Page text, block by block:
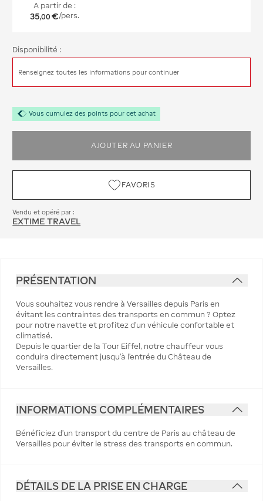
A partir de :
35,00 €/pers.
Disponibilité :
Renseignez toutes les informations pour continuer
Vous cumulez des points pour cet achat
AJOUTER AU PANIER
FAVORIS
Vendu et opéré par :
EXTIME TRAVEL
PRÉSENTATION
Vous souhaitez vous rendre à Versailles depuis Paris en
évitant les contraintes des transports en commun ? Optez
pour notre navette et profitez d’un véhicule confortable et
climatisé.
Depuis le quartier de la Tour Eiffel, notre chauffeur vous
conduira directement jusqu’à l’entrée du Château de
Versailles.
INFORMATIONS COMPLÉMENTAIRES
Bénéficiez d'un transport du centre de Paris au château de
Versailles pour éviter le stress des transports en commun.
DÉTAILS DE LA PRISE EN CHARGE